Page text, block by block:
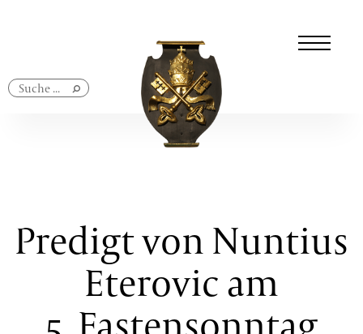
Predigt von Nuntius
Eterovic am